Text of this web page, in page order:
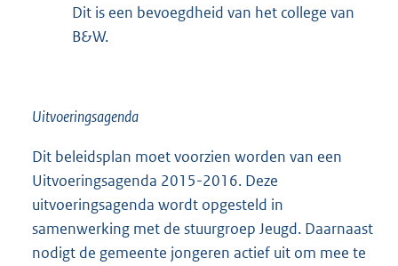
Dit is een bevoegdheid van het college van
B&W.
Uitvoeringsagenda
Dit beleidsplan moet voorzien worden van een
Uitvoeringsagenda 2015-2016. Deze
uitvoeringsagenda wordt opgesteld in
samenwerking met de stuurgroep Jeugd. Daarnaast
nodigt de gemeente jongeren actief uit om mee te